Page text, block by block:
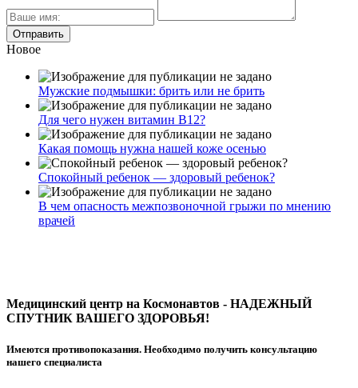
Новое
Мужские подмышки: брить или не брить
Для чего нужен витамин В12?
Какая помощь нужна нашей коже осенью
Спокойный ребенок — здоровый ребенок?
В чем опасность межпозвоночной грыжи по мнению
врачей
Медицинский центр на Космонавтов - НАДЕЖНЫЙ
СПУТНИК ВАШЕГО ЗДОРОВЬЯ!
Имеются противопоказания. Необходимо получить консультацию
нашего специалиста